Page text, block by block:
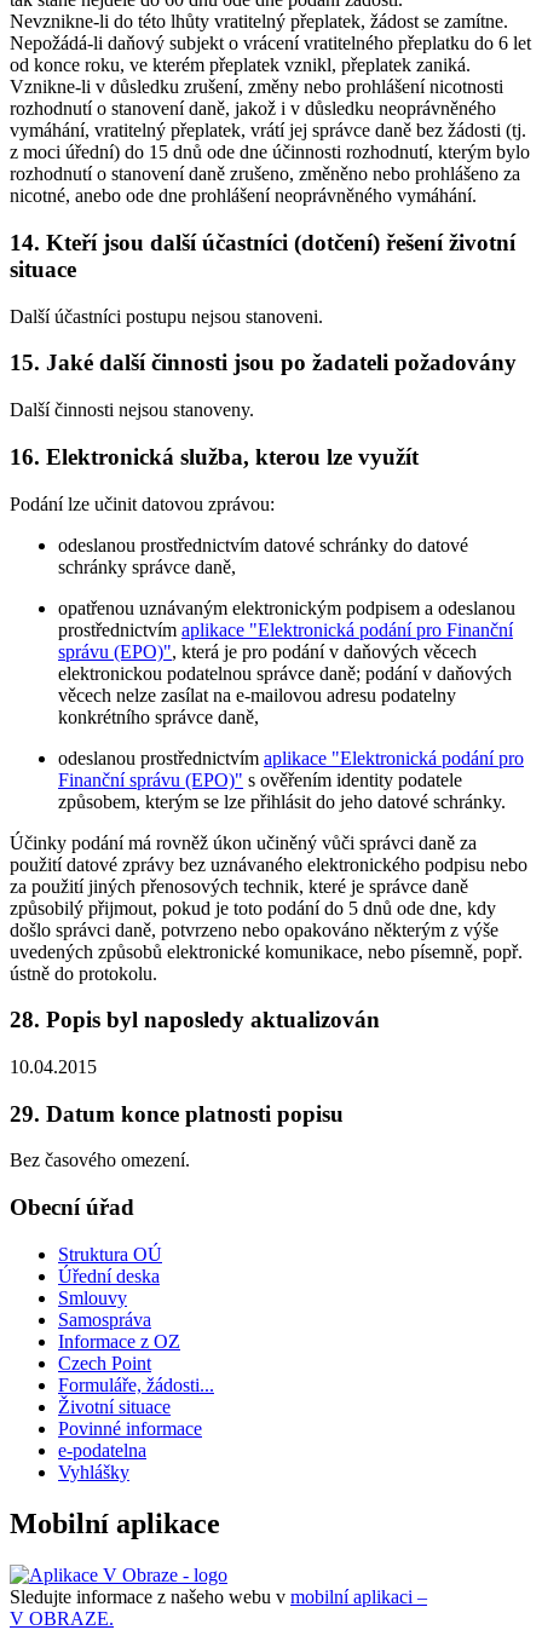
Nevznikne-li do této lhůty vratitelný přeplatek, žádost se zamítne.
Nepožádá-li daňový subjekt o vrácení vratitelného přeplatku do 6 let
od konce roku, ve kterém přeplatek vznikl, přeplatek zaniká.
Vznikne-li v důsledku zrušení, změny nebo prohlášení nicotnosti
rozhodnutí o stanovení daně, jakož i v důsledku neoprávněného
vymáhání, vratitelný přeplatek, vrátí jej správce daně bez žádosti (tj.
z moci úřední) do 15 dnů ode dne účinnosti rozhodnutí, kterým bylo
rozhodnutí o stanovení daně zrušeno, změněno nebo prohlášeno za
nicotné, anebo ode dne prohlášení neoprávněného vymáhání.
14. Kteří jsou další účastníci (dotčení) řešení životní
situace
Další účastníci postupu nejsou stanoveni.
15. Jaké další činnosti jsou po žadateli požadovány
Další činnosti nejsou stanoveny.
16. Elektronická služba, kterou lze využít
Podání lze učinit datovou zprávou:
odeslanou prostřednictvím datové schránky do datové
schránky správce daně,
opatřenou uznávaným elektronickým podpisem a odeslanou
prostřednictvím aplikace "Elektronická podání pro Finanční
správu (EPO)", která je pro podání v daňových věcech
elektronickou podatelnou správce daně; podání v daňových
věcech nelze zasílat na e-mailovou adresu podatelny
konkrétního správce daně,
odeslanou prostřednictvím aplikace "Elektronická podání pro
Finanční správu (EPO)" s ověřením identity podatele
způsobem, kterým se lze přihlásit do jeho datové schránky.
Účinky podání má rovněž úkon učiněný vůči správci daně za
použití datové zprávy bez uznávaného elektronického podpisu nebo
za použití jiných přenosových technik, které je správce daně
způsobilý přijmout, pokud je toto podání do 5 dnů ode dne, kdy
došlo správci daně, potvrzeno nebo opakováno některým z výše
uvedených způsobů elektronické komunikace, nebo písemně, popř.
ústně do protokolu.
28. Popis byl naposledy aktualizován
10.04.2015
29. Datum konce platnosti popisu
Bez časového omezení.
Obecní úřad
Struktura OÚ
Úřední deska
Smlouvy
Samospráva
Informace z OZ
Czech Point
Formuláře, žádosti...
Životní situace
Povinné informace
e-podatelna
Vyhlášky
Mobilní aplikace
Sledujte informace z našeho webu v mobilní aplikaci –
V OBRAZE.